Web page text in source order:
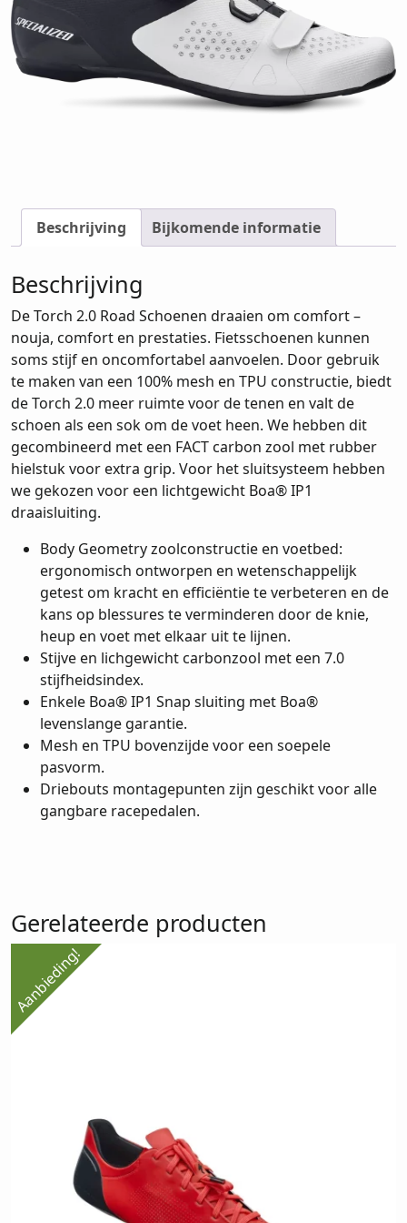
Beschrijving Bijkomende informatie
Beschrijving
De Torch 2.0 Road Schoenen draaien om comfort –
nouja, comfort en prestaties. Fietsschoenen kunnen
soms stijf en oncomfortabel aanvoelen. Door gebruik
te maken van een 100% mesh en TPU constructie, biedt
de Torch 2.0 meer ruimte voor de tenen en valt de
schoen als een sok om de voet heen. We hebben dit
gecombineerd met een FACT carbon zool met rubber
hielstuk voor extra grip. Voor het sluitsysteem hebben
we gekozen voor een lichtgewicht Boa® IP1
draaisluiting.
Body Geometry zoolconstructie en voetbed:
ergonomisch ontworpen en wetenschappelijk
getest om kracht en efficiëntie te verbeteren en de
kans op blessures te verminderen door de knie,
heup en voet met elkaar uit te lijnen.
Stijve en lichgewicht carbonzool met een 7.0
stijfheidsindex.
Enkele Boa® IP1 Snap sluiting met Boa®
levenslange garantie.
Mesh en TPU bovenzijde voor een soepele
pasvorm.
Driebouts montagepunten zijn geschikt voor alle
gangbare racepedalen.
Gerelateerde producten
Aanbieding!